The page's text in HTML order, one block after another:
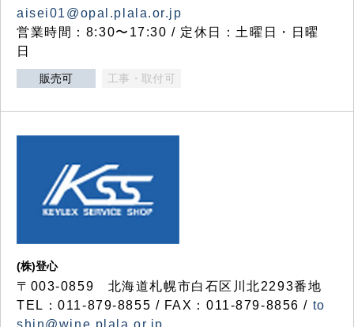
aisei01@opal.plala.or.jp
営業時間：8:30〜17:30 / 定休日：土曜日・日曜
日
販売可 工事・取付可
(株)登心
〒003-0859 北海道札幌市白石区川北2293番地
TEL：011-879-8855 / FAX：011-879-8856 / to
shin@wine.plala.or.jp